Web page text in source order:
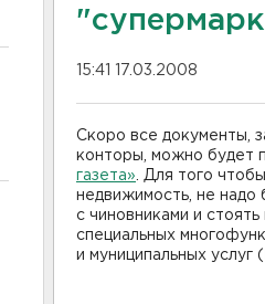
15:41 17.03.2008
Скоро все документы,
конторы, можно будет
газета» . Для того
недвижимость, не надо
с чиновниками и
специальных
и муниципальных услуг